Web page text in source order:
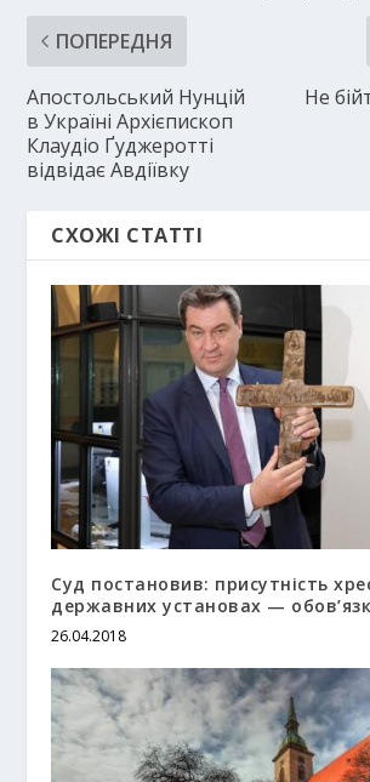
ПОПЕРЕДНЯ
Апостольський Нунцій
в Україні Архієпископ
Клаудіо Ґуджеротті
відвідає Авдіївку
Не
СХОЖІ СТАТТІ
Суд постановив: присутність
державних установах —
26.04.2018